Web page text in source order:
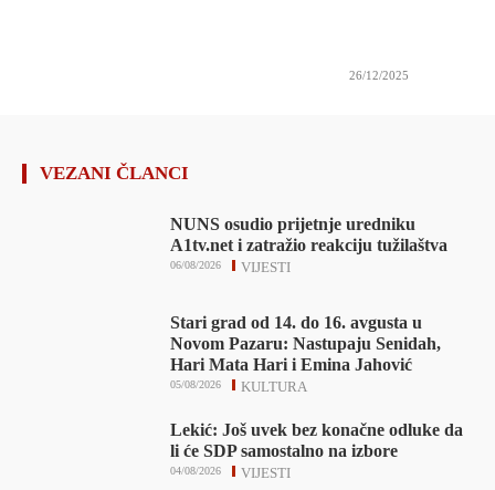
26/12/2025
VEZANI ČLANCI
NUNS osudio prijetnje uredniku
A1tv.net i zatražio reakciju tužilaštva
VIJESTI
06/08/2026
Stari grad od 14. do 16. avgusta u
Novom Pazaru: Nastupaju Senidah,
Hari Mata Hari i Emina Jahović
KULTURA
05/08/2026
Lekić: Još uvek bez konačne odluke da
li će SDP samostalno na izbore
VIJESTI
04/08/2026